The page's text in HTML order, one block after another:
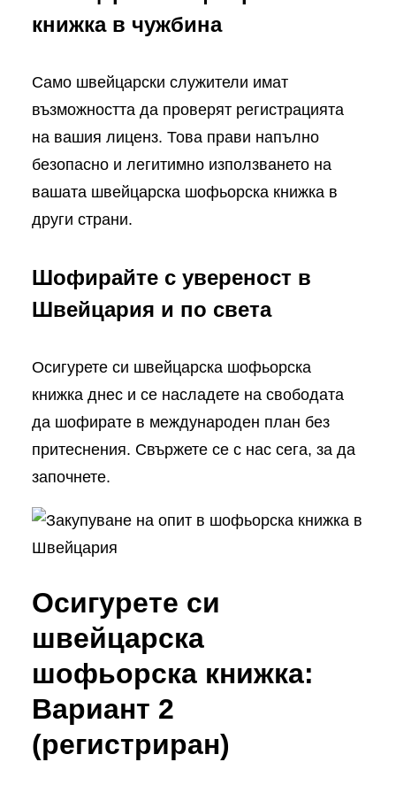
книжка в чужбина
Само швейцарски служители имат
възможността да проверят регистрацията
на вашия лиценз. Това прави напълно
безопасно и легитимно използването на
вашата швейцарска шофьорска книжка в
други страни.
Шофирайте с увереност в
Швейцария и по света
Осигурете си швейцарска шофьорска
книжка днес и се насладете на свободата
да шофирате в международен план без
притеснения. Свържете се с нас сега, за да
започнете.
Осигурете си
швейцарска
шофьорска книжка:
Вариант 2
(регистриран)